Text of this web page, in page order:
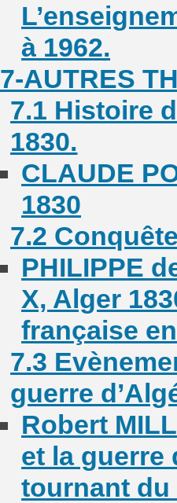
à 1962.
7-AUTRES
7.1 Histoire
1830.
CLAUDE
1830
7.2
PHILIPPE
X, Alger
française
7.3
guerre
Robert
et la guerre
tournant